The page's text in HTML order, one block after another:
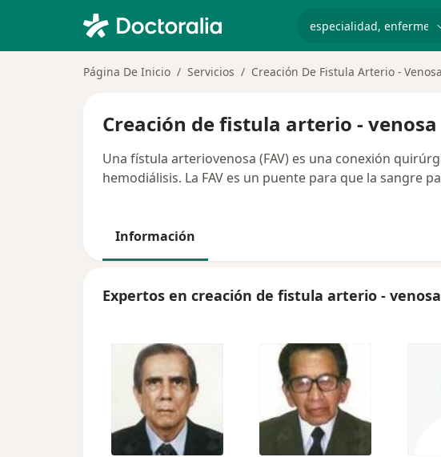
Página De Inicio Servicios Creación De Fistula Arterio - Venosa
Creación de fistula arterio -
Una fístula arteriovenosa (FAV) es una conexión
hemodiálisis. La FAV es un puente para que la sangre
Información
Expertos en creación de fistula arterio - venosa